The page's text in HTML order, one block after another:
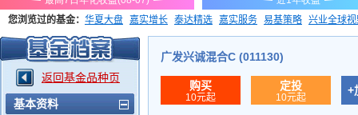
您浏览过的基金： 华夏大盘 嘉实增长 泰达精选 嘉实服务 易基策略 兴业全球
添富优势 华安宏利 上证180价值ETF
返回基金品种页
基本资料
广发兴诚混合C (011130)
购买
10元起
定投
10元起
+